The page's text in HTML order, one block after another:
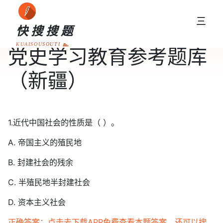
快搜搜题
KUAISOUSOUTI
三
党史学习教育参考题库
（新疆）
1.近代中国社会的性质是（ ）。
A. 帝国主义的殖民地
B. 封建社会的残余
C. 半殖民地半封建社会
D. 资本主义社会